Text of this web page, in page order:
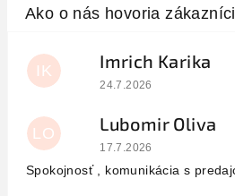
IK Imrich Karika
Hodnotenie obchodu
24.7.2026
LO Lubomir Oliva
Hodnotenie obchodu
17.7.2026
Spokojnosť , komunikácia s